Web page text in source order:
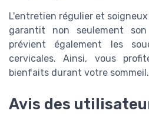
L'entretien régulier et
garantit non seulement
prévient également les
cervicales. Ainsi, vous
bienfaits durant votre sommeil.
Avis des